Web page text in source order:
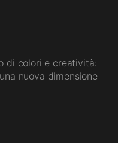
di colori e creatività:
nuova dimensione